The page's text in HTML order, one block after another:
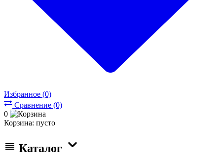
Избранное (0)
Сравнение (0)
0
Корзина: пусто
Каталог